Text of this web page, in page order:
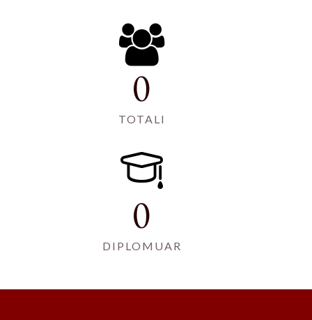
0
TOTALI
0
DIPLOMUAR